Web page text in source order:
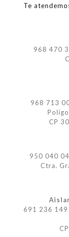
Te
968 470
968 713
CP
950 040
Ctra.
691 236 149